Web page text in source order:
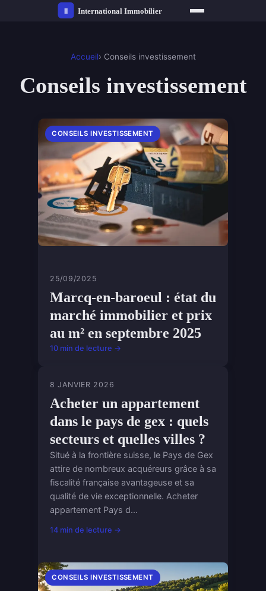
Accueil› Conseils investissement
Conseils investissement
CONSEILS INVESTISSEMENT
25/09/2025
Marcq-en-baroeul : état du
marché immobilier et prix
au m² en septembre 2025
10 min de lecture →
CONSEILS INVESTISSEMENT
8 JANVIER 2026
Acheter un appartement
dans le pays de gex : quels
secteurs et quelles villes ?
Situé à la frontière suisse, le Pays de Gex
attire de nombreux acquéreurs grâce à sa
fiscalité française avantageuse et sa
qualité de vie exceptionnelle. Acheter
appartement Pays d...
14 min de lecture →